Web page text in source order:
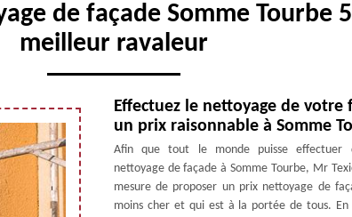
de façade Somme Tourbe
meilleur ravaleur
Effectuez le nettoyage de votre
un prix raisonnable à Somme
Afin que tout le monde puisse effectuer
nettoyage de façade à Somme Tourbe, Mr
mesure de proposer un prix nettoyage de
moins cher et qui est à la portée de tous. En